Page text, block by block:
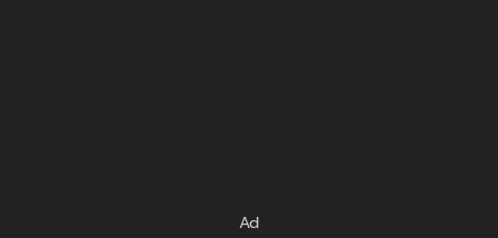
Ad